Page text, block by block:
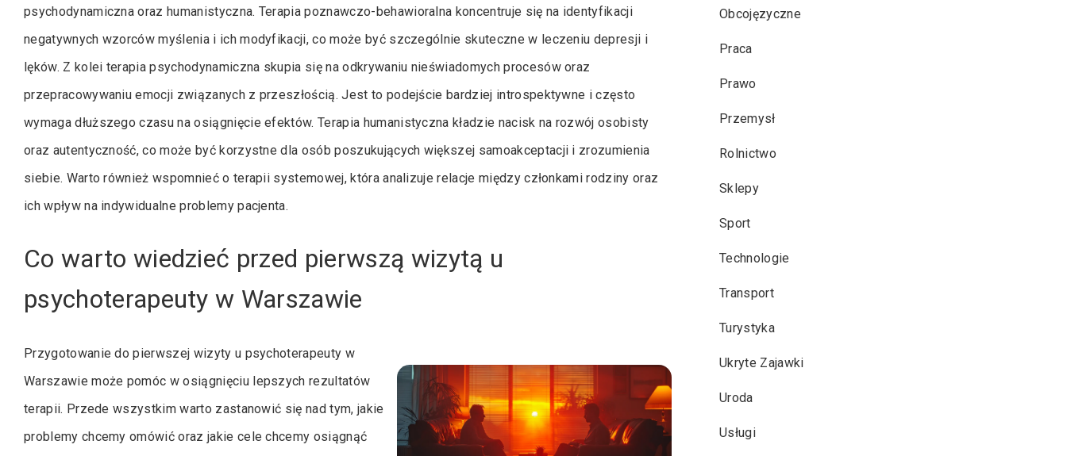
psychodynamiczna oraz humanistyczna. Terapia poznawczo-behawioralna koncentruje się na identyfikacji
negatywnych wzorców myślenia i ich modyfikacji, co może być szczególnie skuteczne w leczeniu depresji i
lęków. Z kolei terapia psychodynamiczna skupia się na odkrywaniu nieświadomych procesów oraz
przepracowywaniu emocji związanych z przeszłością. Jest to podejście bardziej introspektywne i często
wymaga dłuższego czasu na osiągnięcie efektów. Terapia humanistyczna kładzie nacisk na rozwój osobisty
oraz autentyczność, co może być korzystne dla osób poszukujących większej samoakceptacji i zrozumienia
siebie. Warto również wspomnieć o terapii systemowej, która analizuje relacje między członkami rodziny oraz
ich wpływ na indywidualne problemy pacjenta.
Co warto wiedzieć przed pierwszą wizytą u
psychoterapeuty w Warszawie
Przygotowanie do pierwszej wizyty u psychoterapeuty w
Warszawie może pomóc w osiągnięciu lepszych rezultatów
terapii. Przede wszystkim warto zastanowić się nad tym, jakie
problemy chcemy omówić oraz jakie cele chcemy osiągnąć
Obcojęzyczne
Praca
Prawo
Przemysł
Rolnictwo
Sklepy
Sport
Technologie
Transport
Turystyka
Ukryte Zajawki
Uroda
Usługi